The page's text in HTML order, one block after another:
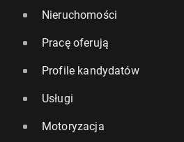
Nieruchomości
Pracę oferują
Profile kandydatów
Usługi
Motoryzacja